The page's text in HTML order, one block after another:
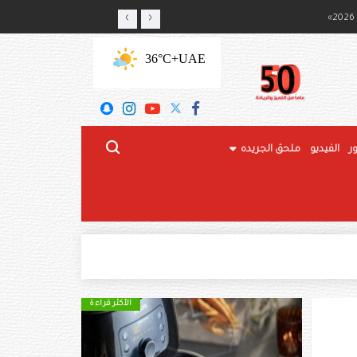
المحلي ‹ ›
UAE
+36°C
الفيديو ملحق الجريده
الأكثر قراءة